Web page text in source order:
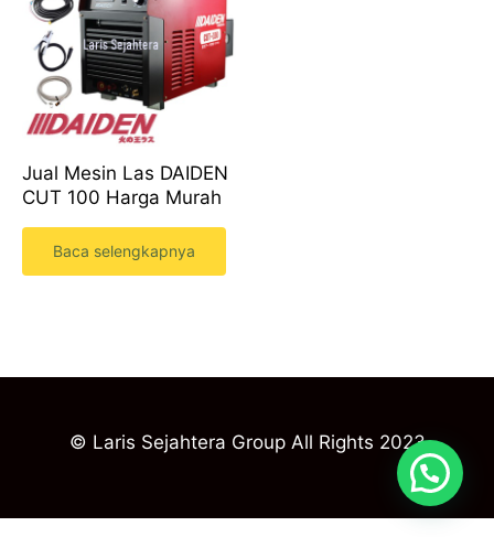
Jual Mesin Las DAIDEN
CUT 100 Harga Murah
Baca selengkapnya
© Laris Sejahtera Group All Rights 2023